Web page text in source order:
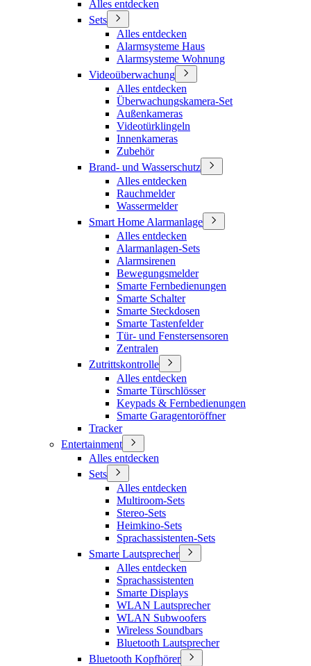
Alles entdecken
Sets
Alles entdecken
Alarmsysteme Haus
Alarmsysteme Wohnung
Videoüberwachung
Alles entdecken
Überwachungskamera-Set
Außenkameras
Videotürklingeln
Innenkameras
Zubehör
Brand- und Wasserschutz
Alles entdecken
Rauchmelder
Wassermelder
Smart Home Alarmanlage
Alles entdecken
Alarmanlagen-Sets
Alarmsirenen
Bewegungsmelder
Smarte Fernbedienungen
Smarte Schalter
Smarte Steckdosen
Smarte Tastenfelder
Tür- und Fenstersensoren
Zentralen
Zutrittskontrolle
Alles entdecken
Smarte Türschlösser
Keypads & Fernbedienungen
Smarte Garagentoröffner
Tracker
Entertainment
Alles entdecken
Sets
Alles entdecken
Multiroom-Sets
Stereo-Sets
Heimkino-Sets
Sprachassistenten-Sets
Smarte Lautsprecher
Alles entdecken
Sprachassistenten
Smarte Displays
WLAN Lautsprecher
WLAN Subwoofers
Wireless Soundbars
Bluetooth Lautsprecher
Bluetooth Kopfhörer